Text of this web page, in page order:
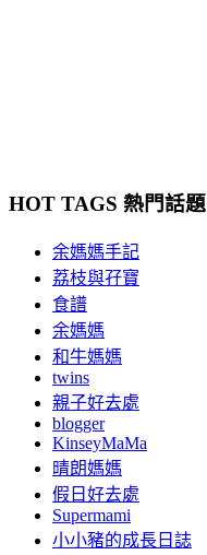
HOT TAGS 熱門話題
余媽媽手記
荔枝與孖寶
食譜
余媽媽
和牛媽媽
twins
親子好去處
blogger
KinseyMaMa
晴朗媽媽
假日好去處
Supermami
小小豬的成長日誌